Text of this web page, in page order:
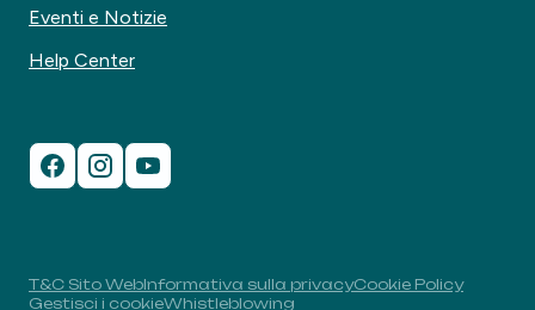
Eventi e Notizie
Help Center
T&C Sito WebInformativa sulla privacyCookie Policy
Gestisci i cookieWhistleblowing